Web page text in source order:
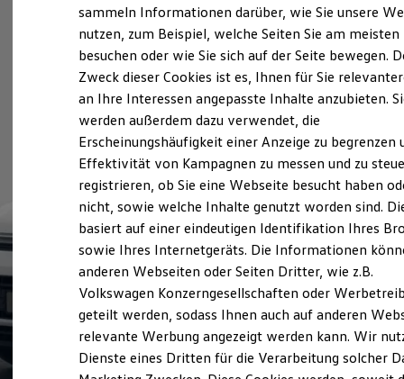
Reichweite
Reichweite der ID. Modelle
Reichweite im Winter
Laden
Laden unterwegs
Laden Zuhause
Ladezeitensimulator
Batterie
Sicherheit
Garantie und Lebensdauer
Nachhaltigkeit
Technologie
Kosten und Kauf
Verbrauchskosten
Kaufoptionen
E-Auto-Förderung
Software und Konnektivität
Die ID. Software 6
ID. Software Versionen und Updates
Digitale Extras
Schnittstellen zu Ihrem ID.
sammeln Informationen darüber, wie Sie unsere
nutzen, zum Beispiel, welche Seiten Sie am meisten
besuchen oder wie Sie sich auf der Seite bewegen.
Zweck dieser Cookies ist es, Ihnen für Sie
an Ihre Interessen angepasste Inhalte anzubieten.
werden außerdem dazu verwendet, die
Erscheinungshäufigkeit einer Anzeige zu begrenzen
Effektivität von Kampagnen zu messen und zu
registrieren, ob Sie eine Webseite besucht haben
nicht, sowie welche Inhalte genutzt worden sind.
basiert auf einer eindeutigen Identifikation Ihres
sowie Ihres Internetgeräts. Die Informationen
anderen Webseiten oder Seiten Dritter, wie z.B.
Volkswagen Konzerngesellschaften oder
geteilt werden, sodass Ihnen auch auf anderen
relevante Werbung angezeigt werden kann. Wir
Dienste eines Dritten für die Verarbeitung solcher